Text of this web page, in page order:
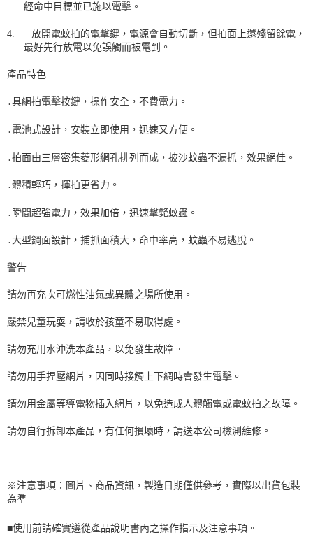
經命中目標並已施以電擊。
4.
放開電蚊拍的電擊鍵，電源會自動切斷，但拍面上還殘留餘電，
最好先行放電以免誤觸而被電到。
產品特色
․具網拍電擊按鍵，操作安全，不費電力。
․電池式設計，安裝立即使用，迅速又方便。
․拍面由三層密集菱形網孔排列而成，披沙蚊蟲不漏抓，效果絕佳。
․體積輕巧，揮拍更省力。
․瞬間超強電力，效果加倍，迅速擊斃蚊蟲。
․大型鋼面設計，捕抓面積大，命中率高，蚊蟲不易逃脫。
警告
請勿再充次可燃性油氣或異體之場所使用。
嚴禁兒童玩耍，請收於孩童不易取得處。
請勿充用水沖洗本產品，以免發生故障。
請勿用手捏壓網片，因同時接觸上下網時會發生電擊。
請勿用金屬等導電物插入網片，以免造成人體觸電或電蚊拍之故障。
請勿自行拆卸本產品，有任何損壞時，請送本公司檢測維修。
※注意事項：圖片、商品資訊，製造日期僅供參考，實際以出貨包裝
為準
■使用前請確實遵從產品說明書內之操作指示及注意事項。